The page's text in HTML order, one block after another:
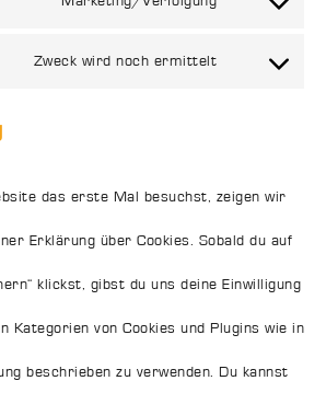
maps
Zweck wird noch ermittelt
das erste Mal besuchst, zeigen wir
Erklärung über Cookies. Sobald du auf
klickst, gibst du uns deine Einwilligung
Kategorien von Cookies und Plugins wie in
beschrieben zu verwenden. Du kannst